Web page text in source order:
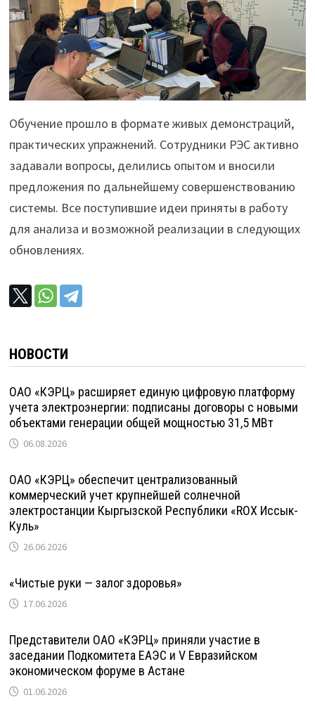
Обучение прошло в формате живых демонстраций,
практических упражнений. Сотрудники РЭС активно
задавали вопросы, делились опытом и вносили
предложения по дальнейшему совершенствованию
системы. Все поступившие идеи приняты в работу
для анализа и возможной реализации в следующих
обновлениях.
НОВОСТИ
ОАО «КЭРЦ» расширяет единую цифровую платформу
учета электроэнергии: подписаны договоры с новыми
объектами генерации общей мощностью 31,5 МВт
06.08.2026
ОАО «КЭРЦ» обеспечит централизованный
коммерческий учет крупнейшей солнечной
электростанции Кыргызской Республики «ROX Иссык-
Куль»
26.06.2026
«Чистые руки — залог здоровья»
17.06.2026
Представители ОАО «КЭРЦ» приняли участие в
заседании Подкомитета ЕАЭС и V Евразийском
экономическом форуме в Астане
01.06.2026